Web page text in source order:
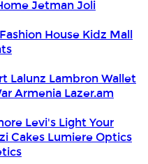
JetmanJoli
House Kidz Mall
Lalunz Lambron Wallet
Armenia Lazer.am
Levi's Light Your
Cakes Lumiere Optics